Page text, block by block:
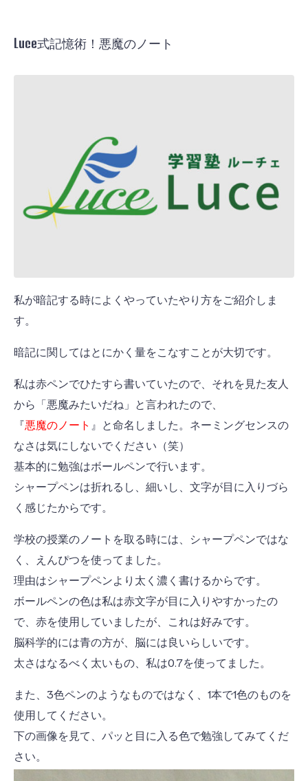
Luce式記憶術！悪魔のノート
私が暗記する時によくやっていたやり方をご紹介しま
す。
暗記に関してはとにかく量をこなすことが大切です。
私は赤ペンでひたすら書いていたので、それを見た友人
から「悪魔みたいだね」と言われたので、
『悪魔のノート 』と命名しました。ネーミングセンスの
なさは気にしないでください（笑）
基本的に勉強はボールペンで行います。
シャープペンは折れるし、細いし、文字が目に入りづら
く感じたからです。
学校の授業のノートを取る時には、シャープペンではな
く、えんぴつを使ってました。
理由はシャープペンより太く濃く書けるからです。
ボールペンの色は私は赤文字が目に入りやすかったの
で、赤を使用していましたが、これは好みです。
脳科学的には青の方が、脳には良いらしいです。
太さはなるべく太いもの、私は0.7を使ってました。
また、3色ペンのようなものではなく、1本で1色のものを
使用してください。
下の画像を見て、パッと目に入る色で勉強してみてくだ
さい。